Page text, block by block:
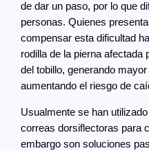
de dar un paso, por lo que
personas. Quienes
compensar esta dificultad
rodilla de la pierna
del tobillo, generando
aumentando el riesgo de
Usualmente se han
correas dorsiflectoras para
embargo son soluciones